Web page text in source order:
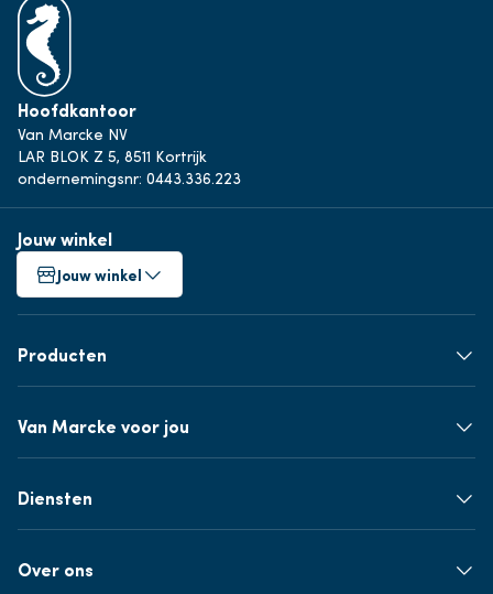
Hoofdkantoor
Van Marcke NV
LAR BLOK Z 5, 8511 Kortrijk
ondernemingsnr: 0443.336.223
Jouw winkel
Jouw winkel
Producten
Van Marcke voor jou
Diensten
Over ons